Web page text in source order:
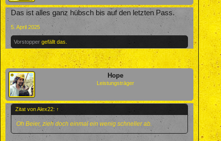
Das ist alles ganz hübsch bis auf den letzten Pass.
5. April 2025
Vorstopper gefällt das.
Hope
Leistungsträger
Zitat von Alex22: ↑
Oh Beier, zieh doch einmal ein wenig schneller ab.